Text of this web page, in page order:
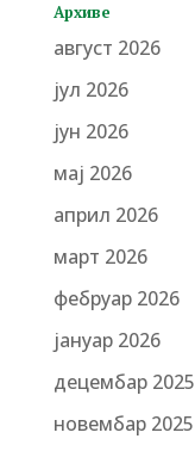
Архиве
август 2026
јул 2026
јун 2026
мај 2026
април 2026
март 2026
фебруар 2026
јануар 2026
децембар 2025
новембар 2025